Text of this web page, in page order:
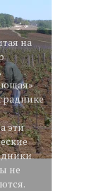
на
эти
не